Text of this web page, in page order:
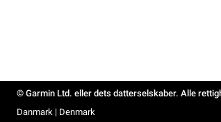
© Garmin Ltd. eller dets datterselskaber. Alle
Danmark | Denmark